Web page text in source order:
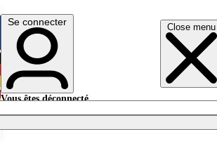
Close menu
English
Deutsch
Se connecter
Vous êtes déconnecté.